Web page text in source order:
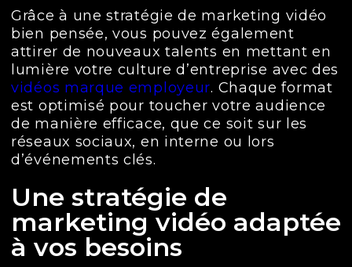
Grâce à une stratégie de marketing vidéo
bien pensée, vous pouvez également
attirer de nouveaux talents en mettant en
lumière votre culture d’entreprise avec des
vidéos marque employeur. Chaque format
est optimisé pour toucher votre audience
de manière efficace, que ce soit sur les
réseaux sociaux, en interne ou lors
d’événements clés.
Une stratégie de
marketing vidéo adaptée
à vos besoins